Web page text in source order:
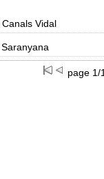
Vidal
page